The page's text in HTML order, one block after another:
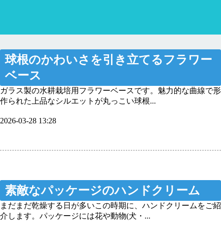
球根のかわいさを引き立てるフラワー
ベース
ガラス製の水耕栽培用フラワーベースです。魅力的な曲線で形
作られた上品なシルエットが丸っこい球根...
2026-03-28 13:28
素敵なパッケージのハンドクリーム
まだまだ乾燥する日が多いこの時期に、ハンドクリームをご紹
介します。パッケージには花や動物(犬・...